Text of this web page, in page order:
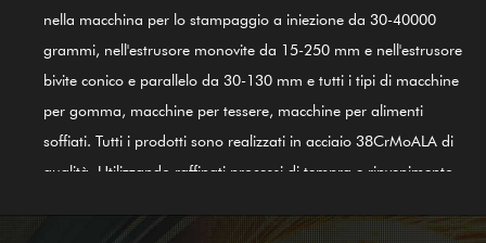
nella macchina per lo stampaggio a iniezione da 30-40000
grammi, nell'estrusore monovite da 15-250 mm e nell'estrusore
bivite conico e parallelo da 30-130 mm e tutti i tipi di macchine
per gomma, macchine per tessere, macchine per alimenti
soffiati. Tutti i prodotti sono realizzati in acciaio 38CrMoALA di
qualità. Utilizzando raffinati processi di tempra e rinvenimento,
di controllo qualità internazionale ISO9002, i prodotti sono in